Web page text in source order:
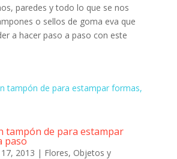
paredes y todo lo que se nos
o sellos de goma eva que
a hacer paso a paso con este
tampón de para estampar
paso
2013 | Flores, Objetos y